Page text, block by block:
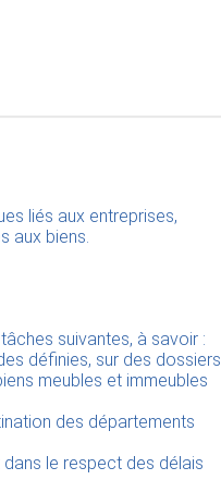
liés aux entreprises,
aux biens.
suivantes, à savoir :
définies, sur des dossiers
meubles et immeubles
des départements
le respect des délais